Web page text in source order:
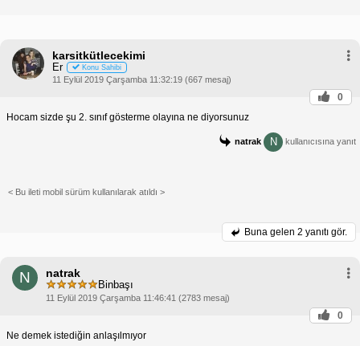
karsitkütlecekimi
Er Konu Sahibi
11 Eylül 2019 Çarşamba 11:32:19 (667 mesaj)
0
Hocam sizde şu 2. sınıf gösterme olayına ne diyorsunuz
natrak N kullanıcısına yanıt
< Bu ileti mobil sürüm kullanılarak atıldı >
Buna gelen 2 yanıtı gör.
N natrak
Binbaşı
11 Eylül 2019 Çarşamba 11:46:41 (2783 mesaj)
0
Ne demek istediğin anlaşılmıyor